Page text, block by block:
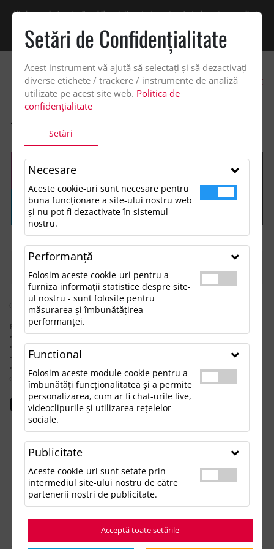
Vindem exclusiv catre firme! Ne puteti contacta pentru oferta de pret personalizata
discount suplimentar de 2% -Cumpără acum!
ACASA
0 rezultate pentru: "blocnotescorylus"
Pentru a găsi produsul dorit, încearcă următoarele:
• Verifică dacă ai scris corect termenii.
• Încearcă să foloseşti sinonime.
• Încearcă din nou, folosind o căutare mai generală.
• Ne poţi contacta telefonic la 021.336.03.32 sau prin email la
office@updateadv.ro şi te ajutăm să găseşti produsul dorit.
Categorii populare
Accesorii birou
Accesorii mancare si bautura
Accesorii Tech si Gadgeturi
Haine de Munca
Imbracaminte si Accesorii
Lifestyle si Timp Liber
Ocazii și Evenimente Tematice
Setări de Confidenţialitate
Acest instrument vă ajută să selectați și să dezactivați
diverse etichete / trackere / instrumente de analiză
utilizate pe acest site web. Politica de
confidențialitate
Setări
Necesare
Aceste cookie-uri sunt necesare pentru
buna funcționare a site-ului nostru web
și nu pot fi dezactivate în sistemul
nostru.
Performanţă
Folosim aceste cookie-uri pentru a
furniza informații statistice despre site-
ul nostru - sunt folosite pentru
măsurarea și îmbunătățirea
performanței.
Functional
Folosim aceste module cookie pentru a
îmbunătăți funcționalitatea și a permite
personalizarea, cum ar fi chat-urile live,
videoclipurile și utilizarea rețelelor
sociale.
Publicitate
Aceste cookie-uri sunt setate prin
intermediul site-ului nostru de către
partenerii noștri de publicitate.
Acceptă toate setările